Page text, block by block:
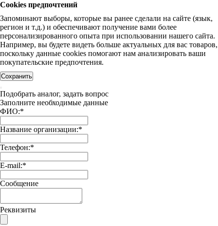
Cookies предпочтений
Запоминают выборы, которые вы ранее сделали на сайте (язык,
регион и т.д.) и обеспечивают получение вами более
персонализированного опыта при использовании нашего сайта.
Например, вы будете видеть больше актуальных для вас товаров,
поскольку данные cookies помогают нам анализировать ваши
покупательские предпочтения.
Сохранить
Подобрать аналог, задать вопрос
Заполните необходимые данные
ФИО:*
Название организации:*
Телефон:*
E-mail:*
Сообщение
Реквизиты